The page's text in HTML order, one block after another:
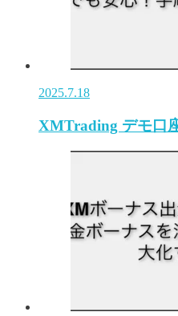
2025.7.18
XMTrading デモ口